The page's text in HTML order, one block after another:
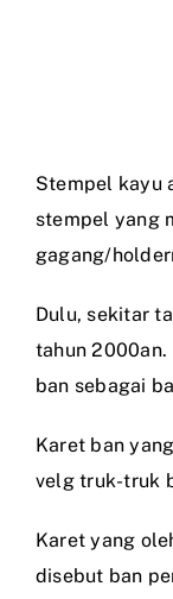
Stempel kayu
stempel yang
gagang/
Dulu, sekitar
tahun
ban sebagai
Karet ban
velg truk-truk
Karet yang
disebut ban